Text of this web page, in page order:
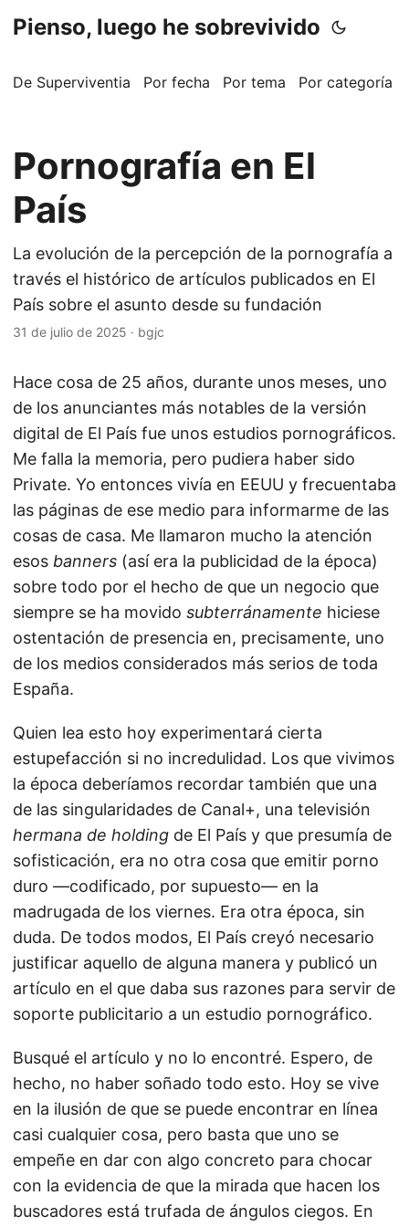
Pienso, luego he sobrevivido
De Superviventia Por fecha Por tema Por categoría
Pornografía en El
País
La evolución de la percepción de la pornografía a
través el histórico de artículos publicados en El
País sobre el asunto desde su fundación
31 de julio de 2025 · bgjc
Hace cosa de 25 años, durante unos meses, uno
de los anunciantes más notables de la versión
digital de El País fue unos estudios pornográficos.
Me falla la memoria, pero pudiera haber sido
Private. Yo entonces vivía en EEUU y frecuentaba
las páginas de ese medio para informarme de las
cosas de casa. Me llamaron mucho la atención
esos banners (así era la publicidad de la época)
sobre todo por el hecho de que un negocio que
siempre se ha movido subterránamente hiciese
ostentación de presencia en, precisamente, uno
de los medios considerados más serios de toda
España.
Quien lea esto hoy experimentará cierta
estupefacción si no incredulidad. Los que vivimos
la época deberíamos recordar también que una
de las singularidades de Canal+, una televisión
hermana de holding de El País y que presumía de
sofisticación, era no otra cosa que emitir porno
duro —codificado, por supuesto— en la
madrugada de los viernes. Era otra época, sin
duda. De todos modos, El País creyó necesario
justificar aquello de alguna manera y publicó un
artículo en el que daba sus razones para servir de
soporte publicitario a un estudio pornográfico.
Busqué el artículo y no lo encontré. Espero, de
hecho, no haber soñado todo esto. Hoy se vive
en la ilusión de que se puede encontrar en línea
casi cualquier cosa, pero basta que uno se
empeñe en dar con algo concreto para chocar
con la evidencia de que la mirada que hacen los
buscadores está trufada de ángulos ciegos. En